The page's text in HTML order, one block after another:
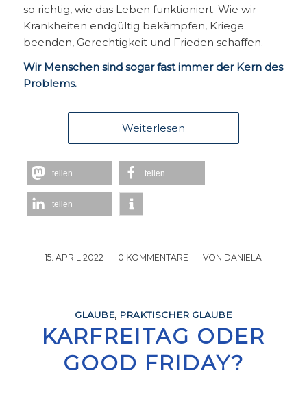
so richtig, wie das Leben funktioniert. Wie wir
Krankheiten endgültig bekämpfen, Kriege
beenden, Gerechtigkeit und Frieden schaffen.
Wir Menschen sind sogar fast immer der Kern des
Problems.
Weiterlesen
teilen teilen
teilen
15. APRIL 2022
/ 0 KOMMENTARE
/ VON DANIELA
GLAUBE, PRAKTISCHER GLAUBE
KARFREITAG ODER
GOOD FRIDAY?